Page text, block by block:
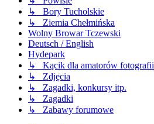
↳ Bory Tucholskie
↳ Ziemia Chełmińska
Wolny Browar Tczewski
Deutsch / English
Hydepark
↳ Kącik dla amatorów fotografii
↳ Zdjęcia
↳ Zagadki, konkursy itp.
↳ Zagadki
↳ Zabawy forumowe